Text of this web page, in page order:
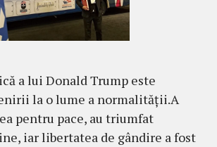
a lui Donald Trump este
la o lume a normalității.A
pentru pace, au triumfat
iar libertatea de gândire a fost